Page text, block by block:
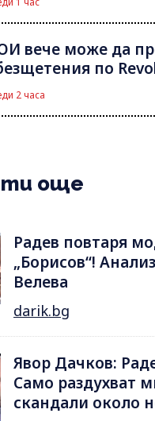
вече може да
по
2 часа
още
Радев повтаря
„Борисов“!
Велева
darik.bg
Явор Дачков:
Само раздухват
скандали около